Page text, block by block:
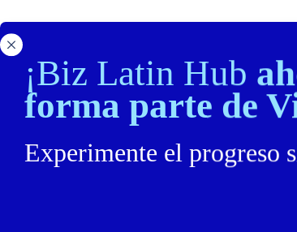
¡Biz Latin Hub
forma parte de
Experimente el progreso